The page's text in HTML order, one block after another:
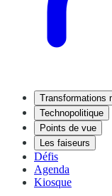
Transformations
Technopolitique
Points de vue
Les faiseurs
Défis
Agenda
Kiosque